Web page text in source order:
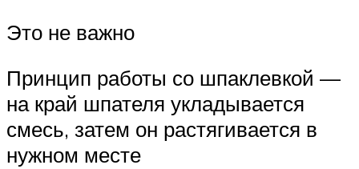
Это не важно
Принцип работы со шпаклевкой —
на край шпателя укладывается
смесь, затем он растягивается в
нужном месте